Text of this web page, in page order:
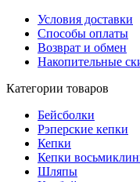
Условия доставки
Способы оплаты
Возврат и обмен
Накопительные
Категории товаров
Бейсболки
Рэперские кепки
Кепки
Кепки
Шляпы